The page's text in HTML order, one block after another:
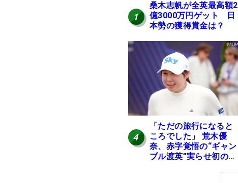
1
桑木志帆が全英最高額2
億3000万円ゲット 日
本勢の獲得賞金は？
4
「ただの旅行になると
ころでした」 荒木優
奈、赤字覚悟の“ギャン
ブル渡英”実らせ初の全